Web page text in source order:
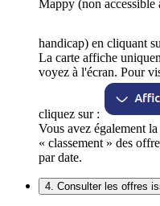
Mappy (non accessible
handicap) en cliquant
La carte affiche
voyez à l'écran. Pour
cliquez sur :
Vous avez également
« classement » des
par date.
4. Consulter les offres